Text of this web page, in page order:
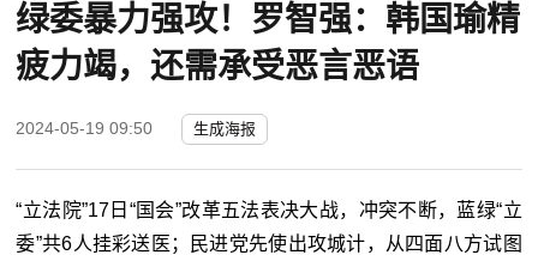
绿委暴力强攻！罗智强：韩国瑜精
疲力竭，还需承受恶言恶语
2024-05-19 09:50 生成海报
“立法院”17日“国会”改革五法表决大战，冲突不断，蓝绿“立
委”共6人挂彩送医；民进党先使出攻城计，从四面八方试图